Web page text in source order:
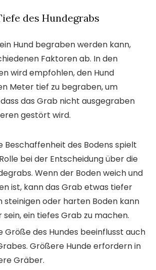
des Hundegrabs
Hund begraben werden kann,
Faktoren ab. In den
wird empfohlen, den Hund
Meter tief zu begraben, um
das Grab nicht ausgegraben
gestört wird.
Beschaffenheit des Bodens spielt
bei der Entscheidung über die
Wenn der Boden weich und
ist, kann das Grab etwas tiefer
steinigen oder harten Boden kann
sein, ein tiefes Grab zu machen.
Größe des Hundes beeinflusst auch
Größere Hunde erfordern in
Gräber.